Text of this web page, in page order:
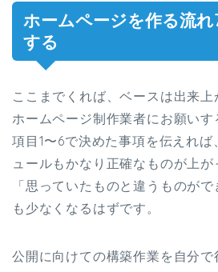
ホームページを作る流れ
する
ここまでくれば、ベースは出来上
ホームページ制作業者にお願い
項目1〜6で決めた事項を伝えれ
ュールもかなり正確なものが上が
「思っていたものと違うものが
も少なくなるはずです。
公開に向けての構築作業を自分